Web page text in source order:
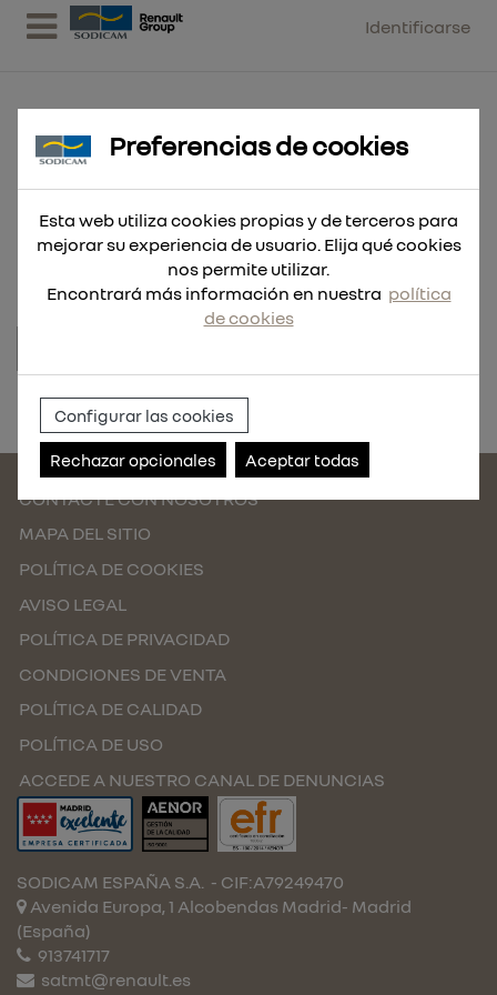
Identificarse
DISPENSADOR GRASA 20KG. DG-
20
Referencia:108050
CONTACTE CON NOSOTROS
MAPA DEL SITIO
POLÍTICA DE COOKIES
AVISO LEGAL
POLÍTICA DE PRIVACIDAD
CONDICIONES DE VENTA
POLÍTICA DE CALIDAD
POLÍTICA DE USO
ACCEDE A NUESTRO CANAL DE DENUNCIAS
SODICAM ESPAÑA S.A. - CIF:A79249470
Avenida Europa, 1 Alcobendas Madrid- Madrid
(España)
913741717
satmt@renault.es
Preferencias de cookies
Esta web utiliza cookies propias y de terceros para
mejorar su experiencia de usuario. Elija qué cookies
nos permite utilizar.
Encontrará más información en nuestra política
de cookies
Configurar las cookies
Rechazar opcionales Aceptar todas